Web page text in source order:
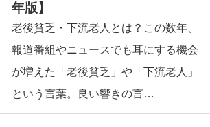
年版】
老後貧乏・下流老人とは？この数年、
報道番組やニュースでも耳にする機会
が増えた「老後貧乏」や「下流老人」
という言葉。良い響きの言…